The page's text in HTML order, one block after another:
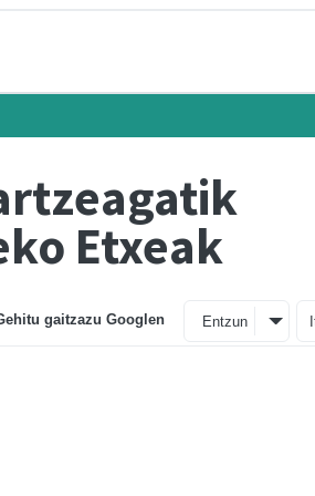
Etxeak
gaitzazu Googlen Entzun